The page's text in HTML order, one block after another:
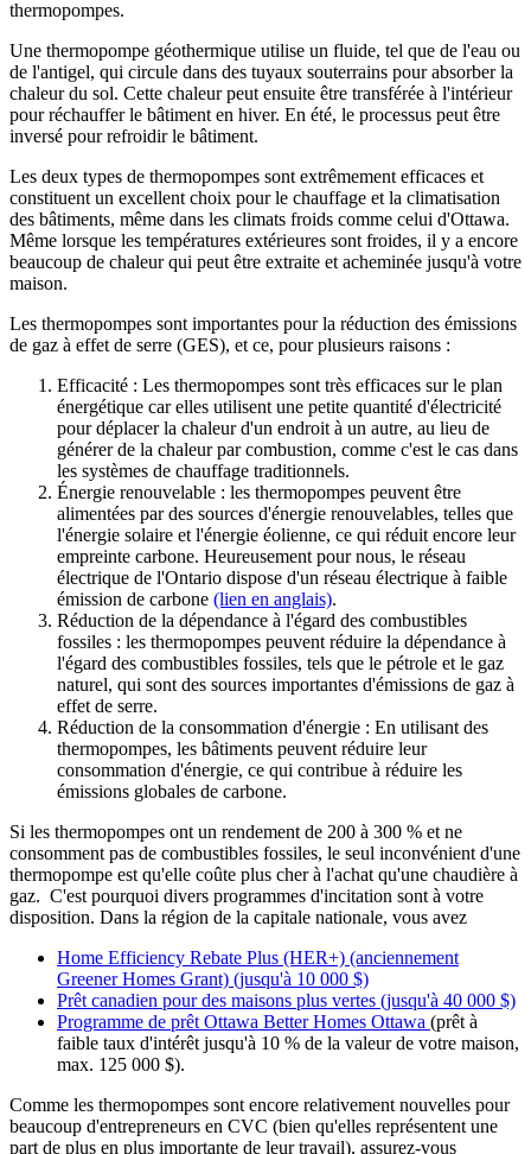
thermopompes.
Une thermopompe géothermique utilise un fluide, tel que de l'eau ou
de l'antigel, qui circule dans des tuyaux souterrains pour absorber la
chaleur du sol. Cette chaleur peut ensuite être transférée à l'intérieur
pour réchauffer le bâtiment en hiver. En été, le processus peut être
inversé pour refroidir le bâtiment.
Les deux types de thermopompes sont extrêmement efficaces et
constituent un excellent choix pour le chauffage et la climatisation
des bâtiments, même dans les climats froids comme celui d'Ottawa.
Même lorsque les températures extérieures sont froides, il y a encore
beaucoup de chaleur qui peut être extraite et acheminée jusqu'à votre
maison.
Les thermopompes sont importantes pour la réduction des émissions
de gaz à effet de serre (GES), et ce, pour plusieurs raisons :
Efficacité : Les thermopompes sont très efficaces sur le plan
énergétique car elles utilisent une petite quantité d'électricité
pour déplacer la chaleur d'un endroit à un autre, au lieu de
générer de la chaleur par combustion, comme c'est le cas dans
les systèmes de chauffage traditionnels.
Énergie renouvelable : les thermopompes peuvent être
alimentées par des sources d'énergie renouvelables, telles que
l'énergie solaire et l'énergie éolienne, ce qui réduit encore leur
empreinte carbone. Heureusement pour nous, le réseau
électrique de l'Ontario dispose d'un réseau électrique à faible
émission de carbone (lien en anglais).
Réduction de la dépendance à l'égard des combustibles
fossiles : les thermopompes peuvent réduire la dépendance à
l'égard des combustibles fossiles, tels que le pétrole et le gaz
naturel, qui sont des sources importantes d'émissions de gaz à
effet de serre.
Réduction de la consommation d'énergie : En utilisant des
thermopompes, les bâtiments peuvent réduire leur
consommation d'énergie, ce qui contribue à réduire les
émissions globales de carbone.
Si les thermopompes ont un rendement de 200 à 300 % et ne
consomment pas de combustibles fossiles, le seul inconvénient d'une
thermopompe est qu'elle coûte plus cher à l'achat qu'une chaudière à
gaz. C'est pourquoi divers programmes d'incitation sont à votre
disposition. Dans la région de la capitale nationale, vous avez
Home Efficiency Rebate Plus (HER+) (anciennement
Greener Homes Grant) (jusqu'à 10 000 $)
Prêt canadien pour des maisons plus vertes (jusqu'à 40 000 $)
Programme de prêt Ottawa Better Homes Ottawa (prêt à
faible taux d'intérêt jusqu'à 10 % de la valeur de votre maison,
max. 125 000 $).
Comme les thermopompes sont encore relativement nouvelles pour
beaucoup d'entrepreneurs en CVC (bien qu'elles représentent une
part de plus en plus importante de leur travail), assurez-vous